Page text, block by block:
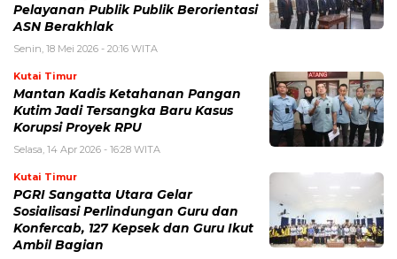
Pelayanan Publik Publik Berorientasi
ASN Berakhlak
Senin, 18 Mei 2026 - 20:16 WITA
Kutai Timur
Mantan Kadis Ketahanan Pangan
Kutim Jadi Tersangka Baru Kasus
Korupsi Proyek RPU
Selasa, 14 Apr 2026 - 16:28 WITA
Kutai Timur
PGRI Sangatta Utara Gelar
Sosialisasi Perlindungan Guru dan
Konfercab, 127 Kepsek dan Guru Ikut
Ambil Bagian